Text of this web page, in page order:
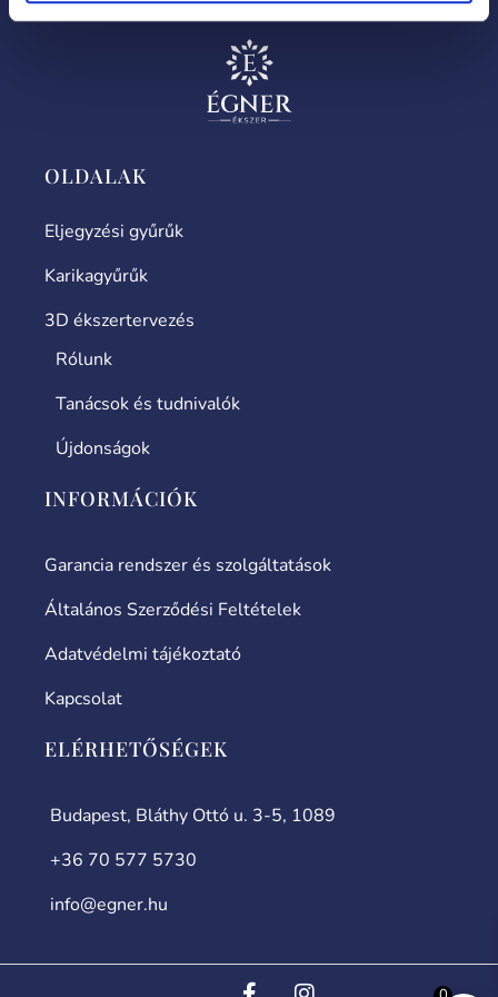
OLDALAK
Eljegyzési gyűrűk
Karikagyűrűk
3D ékszertervezés
Rólunk
Tanácsok és tudnivalók
Újdonságok
INFORMÁCIÓK
Garancia rendszer és szolgáltatások
Általános Szerződési Feltételek
Adatvédelmi tájékoztató
Kapcsolat
ELÉRHETŐSÉGEK
Budapest, Bláthy Ottó u. 3-5, 1089
+36 70 577 5730
info@egner.hu